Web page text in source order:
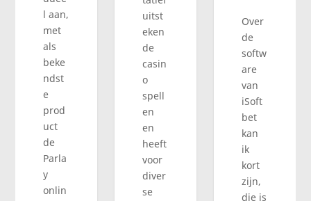
l aan,
met
als
beke
ndst
e
prod
uct
de
Parla
y
onlin
uitst
eken
de
casin
o
spell
en
en
heeft
voor
diver
se
Over
de
softw
are
van
iSoft
bet
kan
ik
kort
zijn,
die is